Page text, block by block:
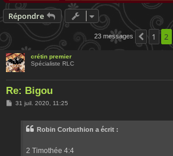
Répondre
23 messages 1 2
crétin premier
Spécialiste RLC
Re: Bigou
M31 juil. 2020, 11:25
Robin Corbuthion a écrit :
2 Timothée 4:4